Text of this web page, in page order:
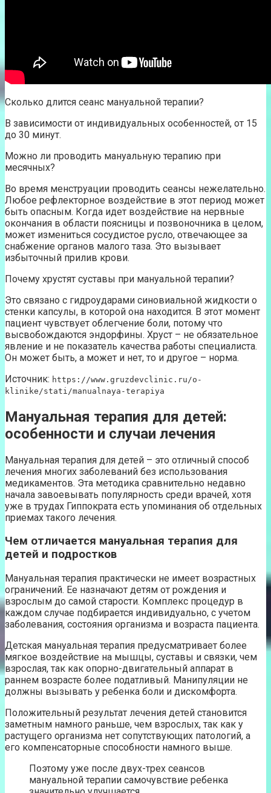
Сколько длится сеанс мануальной терапии?
В зависимости от индивидуальных особенностей, от 15
до 30 минут.
Можно ли проводить мануальную терапию при
месячных?
Во время менструации проводить сеансы нежелательно.
Любое рефлекторное воздействие в этот период может
быть опасным. Когда идет воздействие на нервные
окончания в области поясницы и позвоночника в целом,
может измениться сосудистое русло, отвечающее за
снабжение органов малого таза. Это вызывает
избыточный прилив крови.
Почему хрустят суставы при мануальной терапии?
Это связано с гидроударами синовиальной жидкости о
стенки капсулы, в которой она находится. В этот момент
пациент чувствует облегчение боли, потому что
высвобождаются эндорфины. Хруст – не обязательное
явление и не показатель качества работы специалиста.
Он может быть, а может и нет, то и другое – норма.
Источник: https://www.gruzdevclinic.ru/o-
klinike/stati/manualnaya-terapiya
Мануальная терапия для детей:
особенности и случаи лечения
Мануальная терапия для детей – это отличный способ
лечения многих заболеваний без использования
медикаментов. Эта методика сравнительно недавно
начала завоевывать популярность среди врачей, хотя
уже в трудах Гиппократа есть упоминания об отдельных
приемах такого лечения.
Чем отличается мануальная терапия для
детей и подростков
Мануальная терапия практически не имеет возрастных
ограничений. Ее назначают детям от рождения и
взрослым до самой старости. Комплекс процедур в
каждом случае подбирается индивидуально, с учетом
заболевания, состояния организма и возраста пациента.
Детская мануальная терапия предусматривает более
мягкое воздействие на мышцы, суставы и связки, чем
взрослая, так как опорно-двигательный аппарат в
раннем возрасте более податливый. Манипуляции не
должны вызывать у ребенка боли и дискомфорта.
Положительный результат лечения детей становится
заметным намного раньше, чем взрослых, так как у
растущего организма нет сопутствующих патологий, а
его компенсаторные способности намного выше.
Поэтому уже после двух-трех сеансов
мануальной терапии самочувствие ребенка